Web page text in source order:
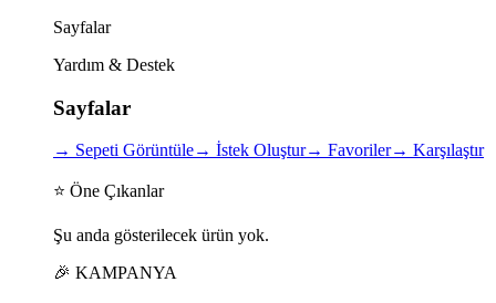
Sayfalar
Yardım & Destek
Sayfalar
→ Sepeti Görüntüle→ İstek Oluştur→ Favoriler→ Karşılaştır
⭐ Öne Çıkanlar
Şu anda gösterilecek ürün yok.
🎉 KAMPANYA